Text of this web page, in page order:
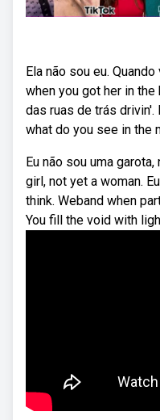
Ela não sou eu.
when you got her in
das ruas de trás drivin'.
what do you see in the
Eu não sou uma
girl, not yet a woman.
think. Weband when
You fill the void with